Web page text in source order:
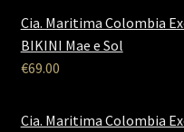
Cia. Maritima Colombia
BIKINI Mae e Sol
€69.00
Cia. Maritima Colombia